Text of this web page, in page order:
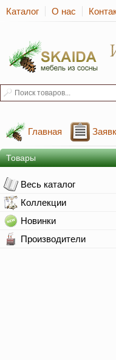
Каталог О нас
Главная
Товары
Весь каталог
Коллекции
Новинки
Производители